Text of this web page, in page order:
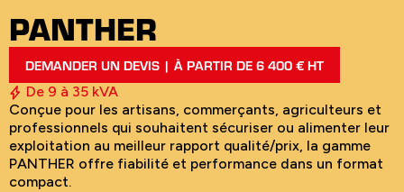
PANTHER
DEMANDER UN DEVIS | À PARTIR DE 6 400 € HT
De 9 à 35 kVA
Conçue pour les artisans, commerçants, agriculteurs et
professionnels qui souhaitent sécuriser ou alimenter leur
exploitation au meilleur rapport qualité/prix, la gamme
PANTHER offre fiabilité et performance dans un format
compact.